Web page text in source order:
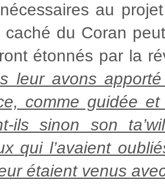
au
du Coran
étonnés par la
leur avons
comme guidée
ils sinon son
qui l’avaient
étaient venus